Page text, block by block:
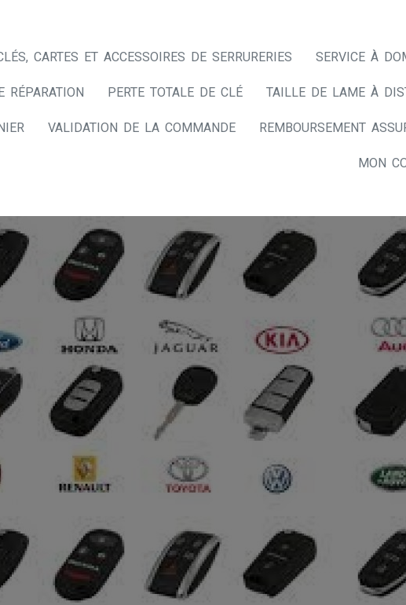
CARTES ET ACCESSOIRES DE SERRURERIES SERVICE À
RÉPARATION PERTE TOTALE DE CLÉ TAILLE DE LAME À
VALIDATION DE LA COMMANDE REMBOURSEMENT
MON